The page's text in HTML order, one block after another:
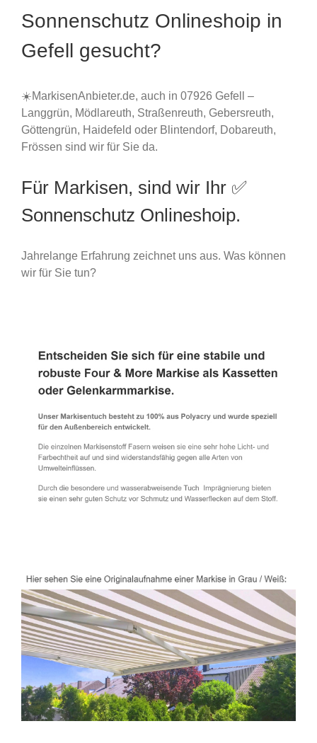
Sonnenschutz Onlineshoip in
Gefell gesucht?
☀️MarkisenAnbieter.de, auch in 07926 Gefell –
Langgrün, Mödlareuth, Straßenreuth, Gebersreuth,
Göttengrün, Haidefeld oder Blintendorf, Dobareuth,
Frössen sind wir für Sie da.
Für Markisen, sind wir Ihr ✅
Sonnenschutz Onlineshoip.
Jahrelange Erfahrung zeichnet uns aus. Was können
wir für Sie tun?